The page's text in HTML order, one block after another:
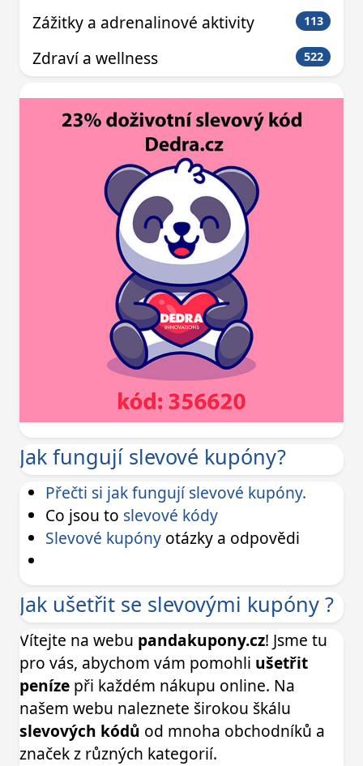
Zážitky a adrenalinové aktivity 113
Zdraví a wellness 522
Jak fungují slevové kupóny?
Přečti si jak fungují slevové kupóny.
Co jsou to slevové kódy
Slevové kupóny otázky a odpovědi
Jak ušetřit se slevovými kupóny ?
Vítejte na webu pandakupony.cz! Jsme tu
pro vás, abychom vám pomohli ušetřit
peníze při každém nákupu online. Na
našem webu naleznete širokou škálu
slevových kódů od mnoha obchodníků a
značek z různých kategorií.